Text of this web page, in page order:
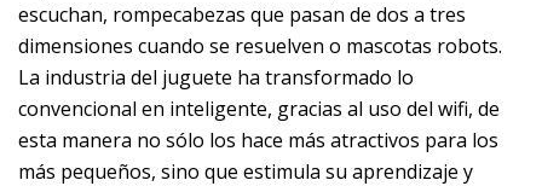
escuchan, rompecabezas que pasan de dos a tres
dimensiones cuando se resuelven o mascotas robots.
La industria del juguete ha transformado lo
convencional en inteligente, gracias al uso del wifi, de
esta manera no sólo los hace más atractivos para los
más pequeños, sino que estimula su aprendizaje y